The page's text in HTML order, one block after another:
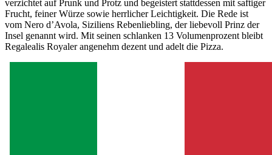
verzichtet auf Prunk und Protz und begeistert stattdessen mit saftiger
Frucht, feiner Würze sowie herrlicher Leichtigkeit. Die Rede ist
vom Nero d’Avola, Siziliens Rebenliebling, der liebevoll Prinz der
Insel genannt wird. Mit seinen schlanken 13 Volumenprozent bleibt
Regalealis Royaler angenehm dezent und adelt die Pizza.